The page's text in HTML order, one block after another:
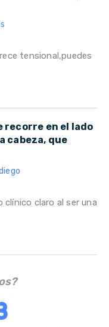
tensional,puedes
recorre en el lado
cabeza, que
clínico claro al ser una